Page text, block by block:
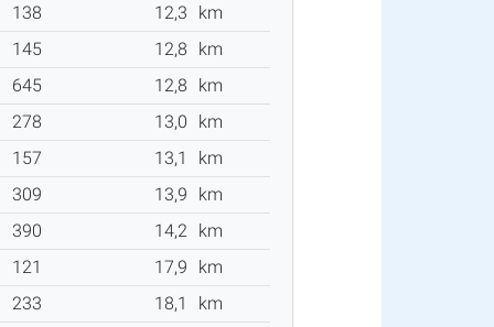
138 12,3
km
145 12,8
km
645 12,8
km
278 13,0
km
157 13,1
km
309 13,9
km
390 14,2
km
121 17,9
km
233 18,1
km